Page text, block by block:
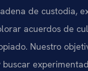
de custodia,
acuerdos de
Nuestro
buscar